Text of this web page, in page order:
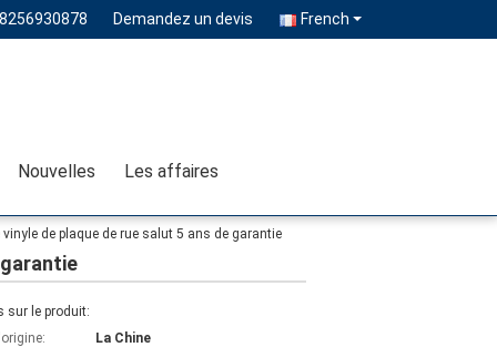
Demandez un devis French
Nouvelles Les affaires
de plaque de rue salut 5 ans de garantie
sur le produit:
La Chine